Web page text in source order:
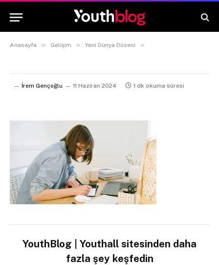
Anasayfa » Gelişim » Yeni Dünya Düzeni »
İrem Gençoğlu 11 Haziran 2024 1 dk okuma süresi
YouthBlog | Youthall sitesinden daha
fazla şey keşfedin